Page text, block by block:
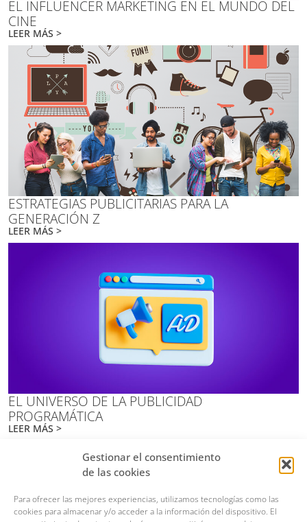
Gestionar el consentimiento
de las cookies
Para ofrecer las mejores experiencias, utilizamos tecnologías como las
cookies para almacenar y/o acceder a la información del dispositivo. El
EL INFLUENCER MARKETING EN EL MUNDO DEL
CINE
LEER MÁS >
ESTRATEGIAS PUBLICITARIAS PARA LA
GENERACIÓN Z
LEER MÁS >
EL UNIVERSO DE LA PUBLICIDAD
PROGRAMÁTICA
LEER MÁS >
Calle Teresita González Quevedo, 15, 28020, Madrid
679 00 88 74